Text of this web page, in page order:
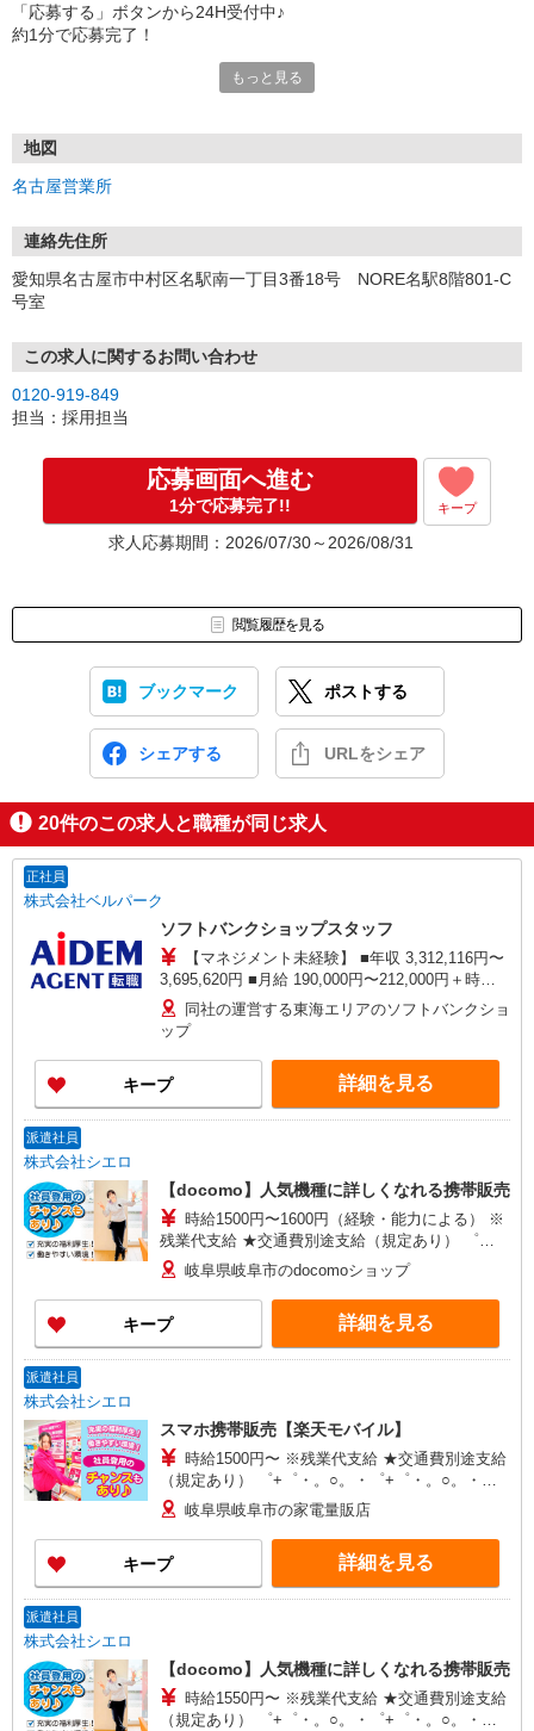
「応募する」ボタンから24H受付中♪
約1分で応募完了！
①応募から3営業日を目安に、メールorお電話でご連絡します。
★スマホでWEB面接（LINEなど）・出張面接・事務所面接と選べま
す
③面接実施（履歴書不要）
④勤務開始（スタート日は応相談）
お気軽にご応募ください♪
もっと見る
地図
名古屋営業所
連絡先住所
愛知県名古屋市中村区名駅南一丁目3番18号 NORE名駅8階801-C
号室
この求人に関するお問い合わせ
0120-919-849
担当：採用担当
応募画面へ進む
1分で応募完了!! キープ
求人応募期間：2026/07/30～2026/08/31
閲覧履歴を見る
ブックマーク ポストする
シェアする URLをシェア
20件のこの求人と職種が同じ求人
正社員
株式会社ベルパーク
ソフトバンクショップスタッフ
【マネジメント未経験】 ■年収 3,312,116円〜
3,695,620円 ■月給 190,000円〜212,000円＋時間
外手当 ※時間外勤務手当を月25時間想定として加
えております。 【マネジメント経験者】 ■年収
4,552,432円〜5,660,900円 ■月給 260,000円〜
322,000円＋時間外手当 ※時間外勤務手当を月30
時間想定として加えております。 【ソフトバンク
認定資格を取得すると資格手当が追加支給されま
同社の運営する東海エリアのソフトバンクショ
ップ
キープ 詳細を見る
派遣社員
株式会社シエロ
【docomo】人気機種に詳しくなれる携帯販売
時給1500円〜1600円（経験・能力による） ※
残業代支給 ★交通費別途支給（規定あり） ゜
+゜・。○。・゜+゜・。○。・゜+゜ 入社祝い金10
万円支給(規定有) お友達を紹介頂くと, インセンテ
ィブ支給(規定有) ★月2回払い・週払い可能（規程
有）★ ゜・。○。・゜+゜・。○。・゜+゜
岐阜県岐阜市のdocomoショップ
キープ 詳細を見る
派遣社員
株式会社シエロ
スマホ携帯販売【楽天モバイル】
時給1500円〜 ※残業代支給 ★交通費別途支給
（規定あり） ゜+゜・。○。・゜+゜・。○。・゜
+゜ 入社祝い金10万円支給(規定有) お友達を紹介
頂くと, インセンティブ支給(規定有) ★月2回払
い・週払い可能（規程有）★ ゜・。○。・゜
+゜・。○。・゜+゜
岐阜県岐阜市の家電量販店
キープ 詳細を見る
派遣社員
株式会社シエロ
【docomo】人気機種に詳しくなれる携帯販売
時給1550円〜 ※残業代支給 ★交通費別途支給
（規定あり） ゜+゜・。○。・゜+゜・。○。・゜